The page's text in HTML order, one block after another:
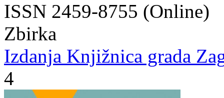
ISSN 2459-8755 (Online)
Zbirka
Izdanja Knjižnica grada
4